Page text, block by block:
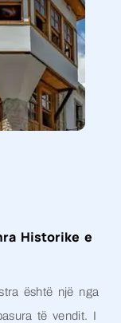
Historike e
është një nga
të vendit. I